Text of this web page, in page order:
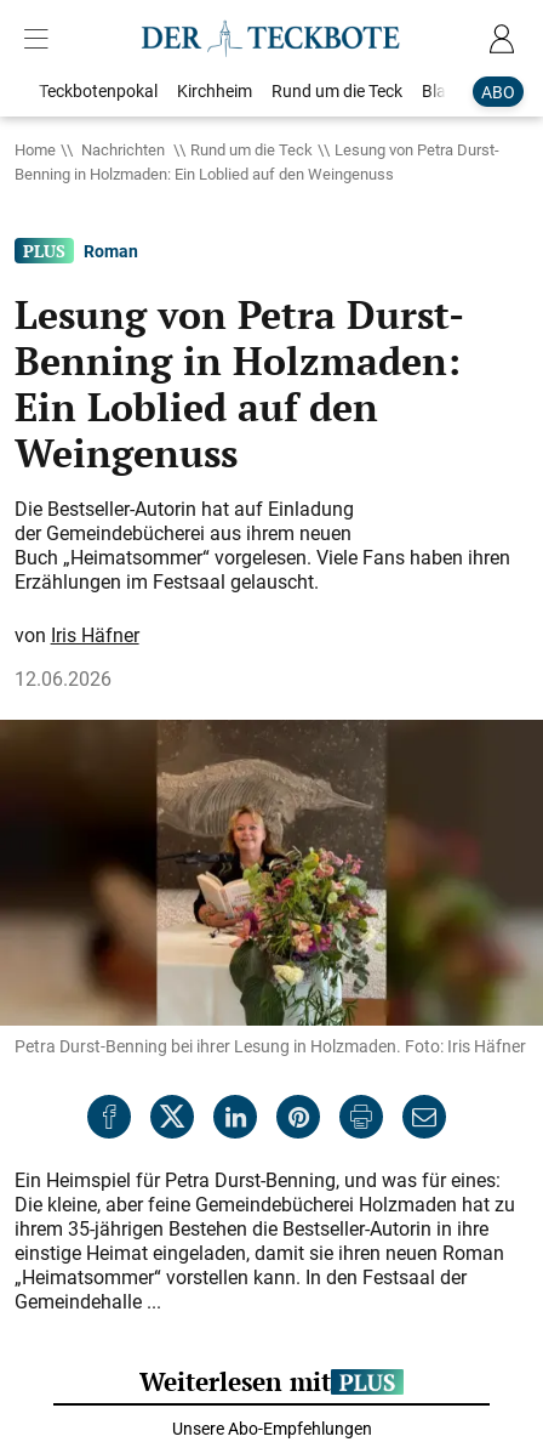
ABO
Teckbotenpokal Kirchheim Rund um die Teck Blaulicht
Home Nachrichten Rund um die Teck
Lesung von Petra Durst-
Benning in Holzmaden: Ein Loblied auf den Weingenuss
Roman
Lesung von Petra Durst-
Benning in Holzmaden:
Ein Loblied auf den
Weingenuss
Die Bestseller-Autorin hat auf Einladung
der Gemeindebücherei aus ihrem neuen
Buch „Heimatsommer“ vorgelesen. Viele Fans haben ihren
Erzählungen im Festsaal gelauscht.
Iris Häfner
12.06.2026
Petra Durst-Benning bei ihrer Lesung in Holzmaden. Foto: Iris Häfner
Ein Heimspiel für Petra Durst-Benning, und was für eines:
Die kleine, aber feine Gemeindebücherei Holzmaden hat zu
ihrem 35-jährigen Bestehen die Bestseller-Autorin in ihre
einstige Heimat eingeladen, damit sie ihren neuen Roman
„Heimatsommer“ vorstellen kann. In den Festsaal der
Gemeindehalle ...